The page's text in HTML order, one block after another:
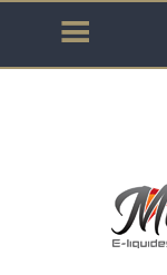
GARANTIE